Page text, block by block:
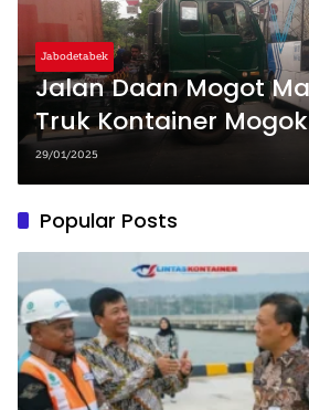
Jabodetabek
Jalan Daan Mogot
Truk Kontainer Mogok
29/01/2025
Popular Posts